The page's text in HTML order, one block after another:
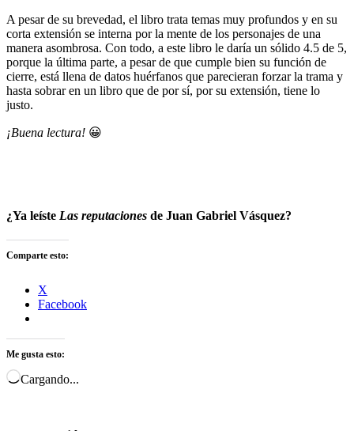
A pesar de su brevedad, el libro trata temas muy profundos y en su
corta extensión se interna por la mente de los personajes de una
manera asombrosa. Con todo, a este libro le daría un sólido 4.5 de 5,
porque la última parte, a pesar de que cumple bien su función de
cierre, está llena de datos huérfanos que parecieran forzar la trama y
hasta sobrar en un libro que de por sí, por su extensión, tiene lo
justo.
¡Buena lectura! 😀
¿Ya leíste Las reputaciones de Juan Gabriel Vásquez?
Comparte esto:
X
Facebook
Me gusta esto:
Cargando...